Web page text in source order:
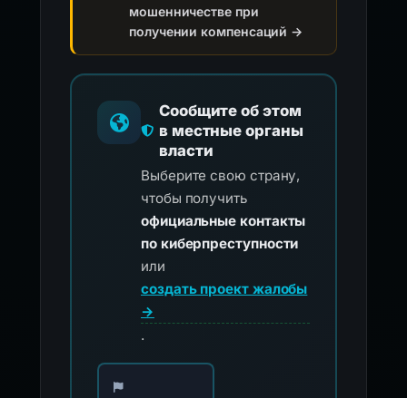
мошенничестве при
получении компенсаций →
Сообщите об этом
в местные органы
власти
Выберите свою страну,
чтобы получить
официальные контакты
по киберпреступности
или
создать проект жалобы
→
.
Выберите свою страну для официальных